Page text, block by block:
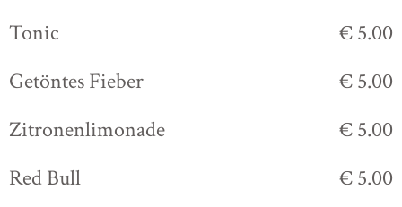
Tonic
€ 5.00
Getöntes Fieber
€ 5.00
Zitronenlimonade
€ 5.00
Red Bull
€ 5.00